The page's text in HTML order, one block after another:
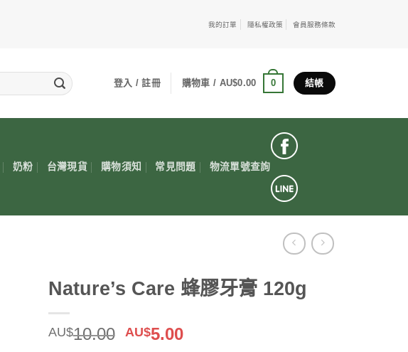
我的訂單 隱私權政策 會員服務條款
登入 / 註冊 購物車 / AU$0.00 0 結帳
奶粉 台灣現貨 購物須知 常見問題 物流單號查詢
Nature’s Care 蜂膠牙膏 120g
AU$10.00 原
AU$5.00目